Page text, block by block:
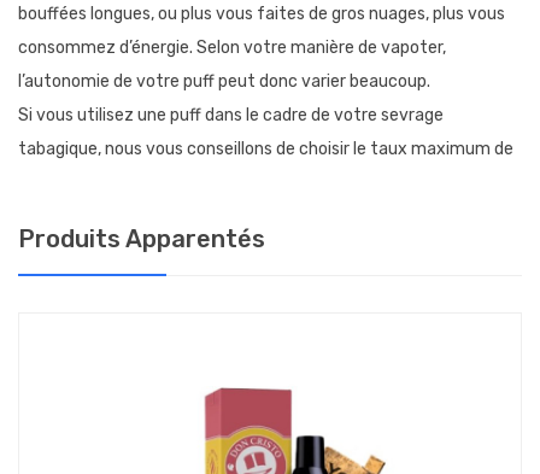
bouffées longues, ou plus vous faites de gros nuages, plus vous
consommez d’énergie. Selon votre manière de vapoter,
l’autonomie de votre puff peut donc varier beaucoup.
Si vous utilisez une puff dans le cadre de votre sevrage
tabagique, nous vous conseillons de choisir le taux maximum de
Produits Apparentés